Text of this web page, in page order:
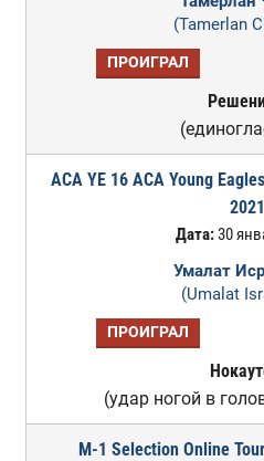
(Tamerlan
ПРОИГРАЛ
ACA YE 16 ACA Young
2021
Дата:30
Умалат
(Umalat
ПРОИГРАЛ
(удар ногой в
M-1 Selection Online